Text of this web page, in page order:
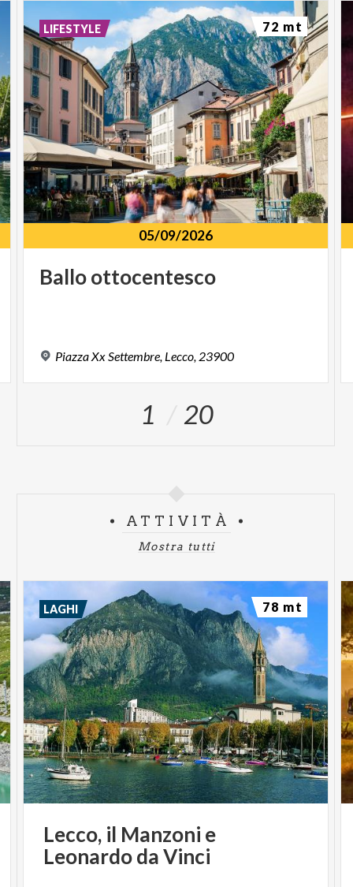
05/09/2026
Balloottocentesco
PiazzaXxSettembre, Lecco, 23900
LIFESTYLE 72 mt
1 20
ATTIVITÀ
Mostra tutti
Lecco, il Manzoni e
LeonardodaVinci
LAGHI 78 mt